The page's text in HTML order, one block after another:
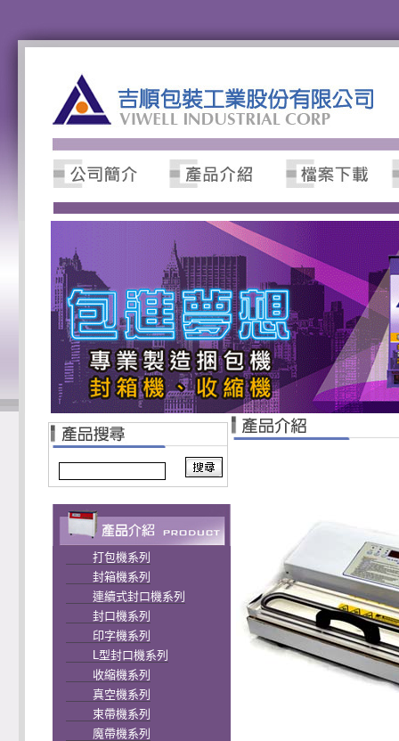
打包機系列
封箱機系列
連續式封口機系列
封口機系列
印字機系列
L型封口機系列
收縮機系列
真空機系列
束帶機系列
魔帶機系列